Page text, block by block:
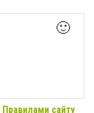
🙂
Правилами сайту